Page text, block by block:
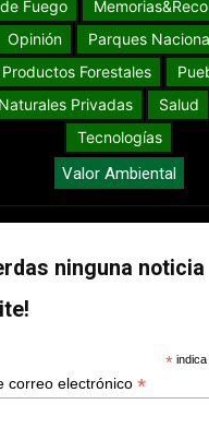
Fuego
Opinión
Parques
Forestales
Privadas
Salud
Tecnologías
Valor Ambiental
ninguna noticia
*
correo electrónico *